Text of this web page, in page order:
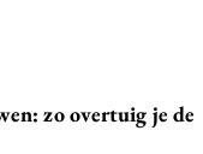
zo overtuig je de